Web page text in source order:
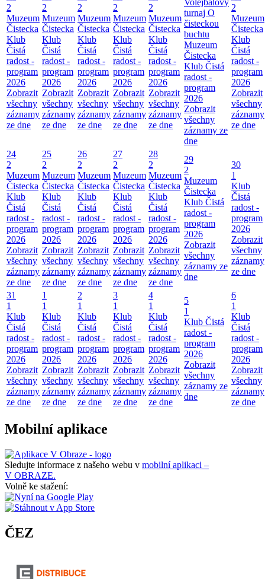
2
Muzeum
Čistecka
Klub
Čistá
radost -
program
2026
Zobrazit
všechny
záznamy
ze dne
2
Muzeum
Čistecka
Klub
Čistá
radost -
program
2026
Zobrazit
všechny
záznamy
ze dne
2
Muzeum
Čistecka
Klub
Čistá
radost -
program
2026
Zobrazit
všechny
záznamy
ze dne
2
Muzeum
Čistecka
Klub
Čistá
radost -
program
2026
Zobrazit
všechny
záznamy
ze dne
2
Muzeum
Čistecka
Klub
Čistá
radost -
program
2026
Zobrazit
všechny
záznamy
ze dne
Volejbalový
turnaj O
čisteckou
buchtu
Muzeum
Čistecka
Klub Čistá
radost -
program
2026
Zobrazit
všechny
záznamy ze
dne
2
Muzeum
Čistecka
Klub
Čistá
radost -
program
2026
Zobrazit
všechny
záznamy
ze dne
24
2
Muzeum
Čistecka
Klub
Čistá
radost -
program
2026
Zobrazit
všechny
záznamy
ze dne
25
2
Muzeum
Čistecka
Klub
Čistá
radost -
program
2026
Zobrazit
všechny
záznamy
ze dne
26
2
Muzeum
Čistecka
Klub
Čistá
radost -
program
2026
Zobrazit
všechny
záznamy
ze dne
27
2
Muzeum
Čistecka
Klub
Čistá
radost -
program
2026
Zobrazit
všechny
záznamy
ze dne
28
2
Muzeum
Čistecka
Klub
Čistá
radost -
program
2026
Zobrazit
všechny
záznamy
ze dne
29
2
Muzeum
Čistecka
Klub Čistá
radost -
program
2026
Zobrazit
všechny
záznamy ze
dne
30
1
Klub
Čistá
radost -
program
2026
Zobrazit
všechny
záznamy
ze dne
31
1
Klub
Čistá
radost -
program
2026
Zobrazit
všechny
záznamy
ze dne
1
1
Klub
Čistá
radost -
program
2026
Zobrazit
všechny
záznamy
ze dne
2
1
Klub
Čistá
radost -
program
2026
Zobrazit
všechny
záznamy
ze dne
3
1
Klub
Čistá
radost -
program
2026
Zobrazit
všechny
záznamy
ze dne
4
1
Klub
Čistá
radost -
program
2026
Zobrazit
všechny
záznamy
ze dne
5
1
Klub Čistá
radost -
program
2026
Zobrazit
všechny
záznamy ze
dne
6
1
Klub
Čistá
radost -
program
2026
Zobrazit
všechny
záznamy
ze dne
Mobilní aplikace
Sledujte informace z našeho webu v mobilní aplikaci –
V OBRAZE.
Volně ke stažení:
ČEZ